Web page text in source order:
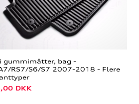
gummimåtter, bag -
RS7/S6/S7 2007-2018 - Flere
DKK